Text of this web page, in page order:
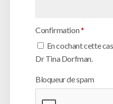
Confirmation*
En cochant cette
Dr Tina Dorfman.
Bloqueur de spam